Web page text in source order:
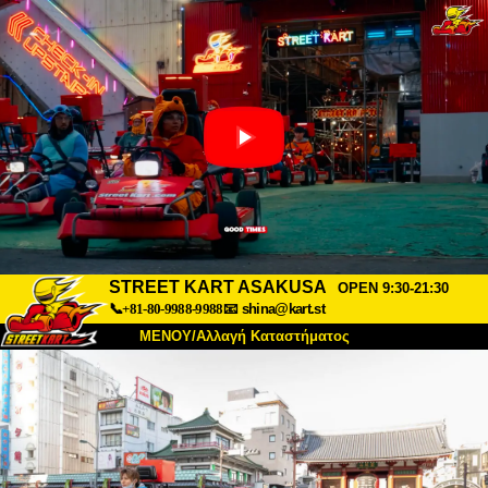
STREET KART ASAKUSA
OPEN 9:30-21:30
📞+81-80-9988-9988📧 shina@kart.st
ΜΕΝΟΥ/Αλλαγή Καταστήματος
Σχετικά Προδιαγραφές Τιμές
Πρόσβαση Αναφορές Συχνές Ερωτήσεις